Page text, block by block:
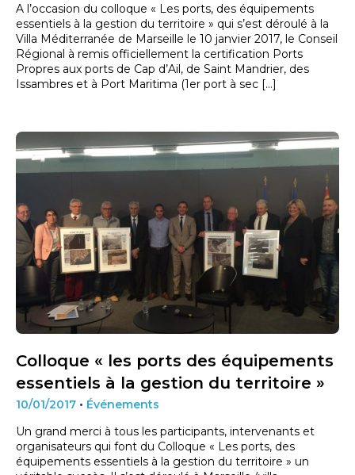
A l’occasion du colloque « Les ports, des équipements
essentiels à la gestion du territoire » qui s’est déroulé à la
Villa Méditerranée de Marseille le 10 janvier 2017, le Conseil
Régional à remis officiellement la certification Ports
Propres aux ports de Cap d’Ail, de Saint Mandrier, des
Issambres et à Port Maritima (1er port à sec […]
Colloque « les ports des équipements
essentiels à la gestion du territoire »
10/01/2017 • Événements
Un grand merci à tous les participants, intervenants et
organisateurs qui font du Colloque « Les ports, des
équipements essentiels à la gestion du territoire » un